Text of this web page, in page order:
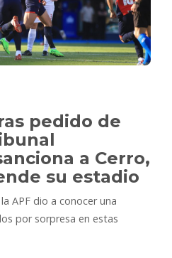
pedido de
a Cerro,
su estadio
APF dio a conocer una
por sorpresa en estas